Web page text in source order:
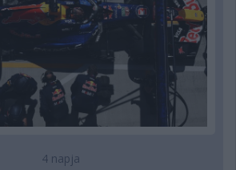
4 napja